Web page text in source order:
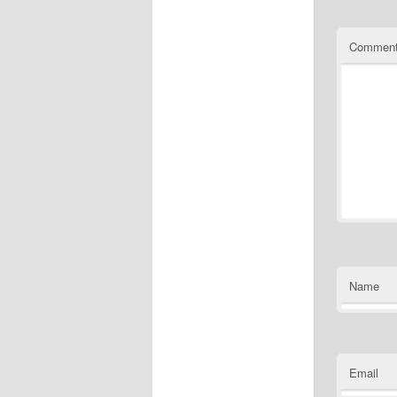
Name
Email